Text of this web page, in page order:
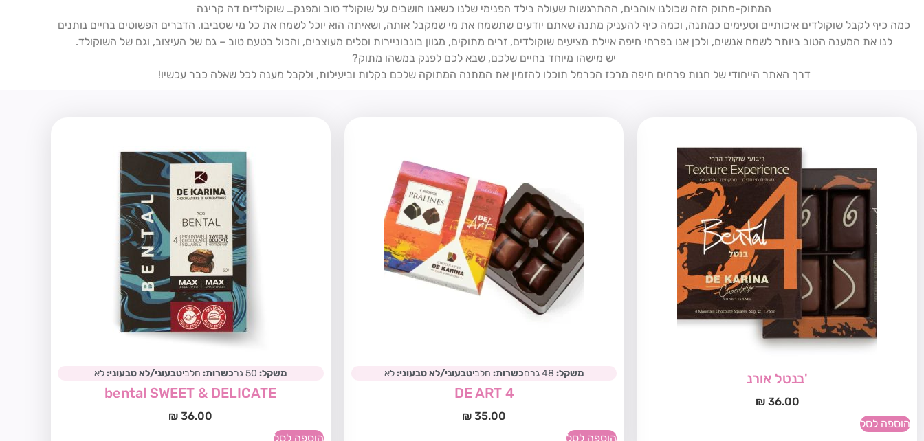
המתוק-מתוק הזה שכולנו אוהבים, ההתרגשות שעולה בילד הפנימי שלנו כשאנו חושבים על שוקולד טוב ומפנק… שוקולדים דה קרינה
כמה כיף לקבל שוקולדים איכותיים וטעימים כמתנה, וכמה כיף להעניק מתנה שאתם יודעים שתשמח את מי שמקבל אותה, ושאיתה הוא יוכל לשמח את כל מי שסביבו. הדברים הפשוטים בחיים נותנים
לנו את המענה הטוב ביותר לשמח אנשים, ולכן אנו בפרחי חיפה איילת מציעים שוקולדים, זרים מתוקים, מגוון בונבוניירות וסלים מעוצבים, והכול בטעם טוב – גם של העיצוב, וגם של השוקולד.
יש מישהו מיוחד בחיים שלכם, שבא לכם לפנק במשהו מתוק?
דרך האתר הייחודי של חנות פרחים חיפה מרכז הכרמל תוכלו להזמין את המתנה המתוקה שלכם בקלות וביעילות, ולקבל מענה לכל שאלה כבר עכשיו!
'בנטל אורנ
₪36.00
הוספה לסל
משקל: 48 גרם כשרות: חלביטבעוני/לא טבעוני:לא
DE ART 4
₪ 35.00
הוספה לסל
משקל: 50 גר כשרות: חלביטבעוני/לא טבעוני:לא
bental SWEET & DELICATE
₪ 36.00
הוספה לסל